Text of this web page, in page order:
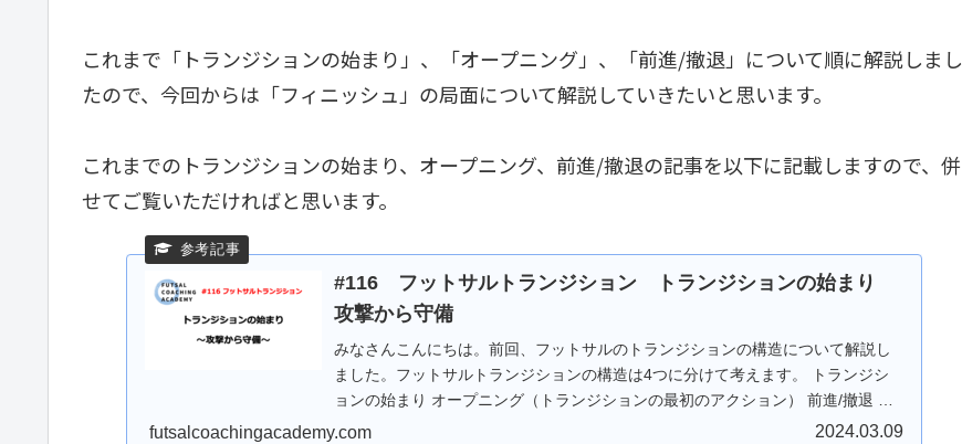
これまで「トランジションの始まり」、「オープニング」、「前進/撤退」について順に解説しまし
たので、今回からは「フィニッシュ」の局面について解説していきたいと思います。
これまでのトランジションの始まり、オープニング、前進/撤退の記事を以下に記載しますので、併
せてご覧いただければと思います。
#116 フットサルトランジション トランジションの始まり
攻撃から守備
みなさんこんにちは。前回、フットサルのトランジションの構造について解説し
ました。フットサルトランジションの構造は4つに分けて考えます。 トランジシ
ョンの始まり オープニング（トランジションの最初のアクション） 前進/撤退 フ
ィニッシュ今回は...
futsalcoachingacademy.com 2024.03.09